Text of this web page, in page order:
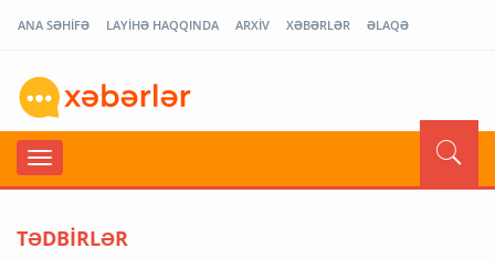
ANA SƏHİFƏ LAYİHƏ HAQQINDA ARXİV XƏBƏRLƏR ƏLAQƏ
TƏDBİRLƏR